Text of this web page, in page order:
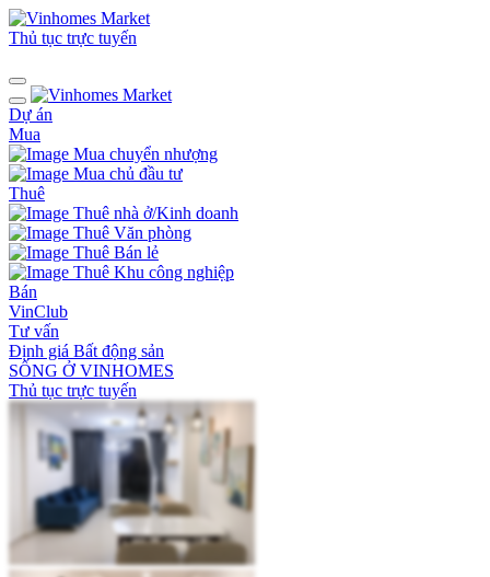
Thủ tục trực tuyến
Dự án
Mua
Mua chuyển nhượng
Mua chủ đầu tư
Thuê
Thuê nhà ở/Kinh doanh
Thuê Văn phòng
Thuê Bán lẻ
Thuê Khu công nghiệp
Bán
VinClub
Tư vấn
Định giá Bất động sản
SỐNG Ở VINHOMES
Thủ tục trực tuyến